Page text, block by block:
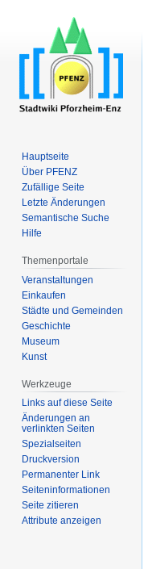
Hauptseite
Über PFENZ
Zufällige Seite
Letzte Änderungen
Semantische Suche
Hilfe
Themenportale
Veranstaltungen
Einkaufen
Städte und Gemeinden
Geschichte
Museum
Kunst
Werkzeuge
Links auf diese Seite
Änderungen an
verlinkten Seiten
Spezialseiten
Druckversion
Permanenter Link
Seiten­­informationen
Seite zitieren
Attribute anzeigen